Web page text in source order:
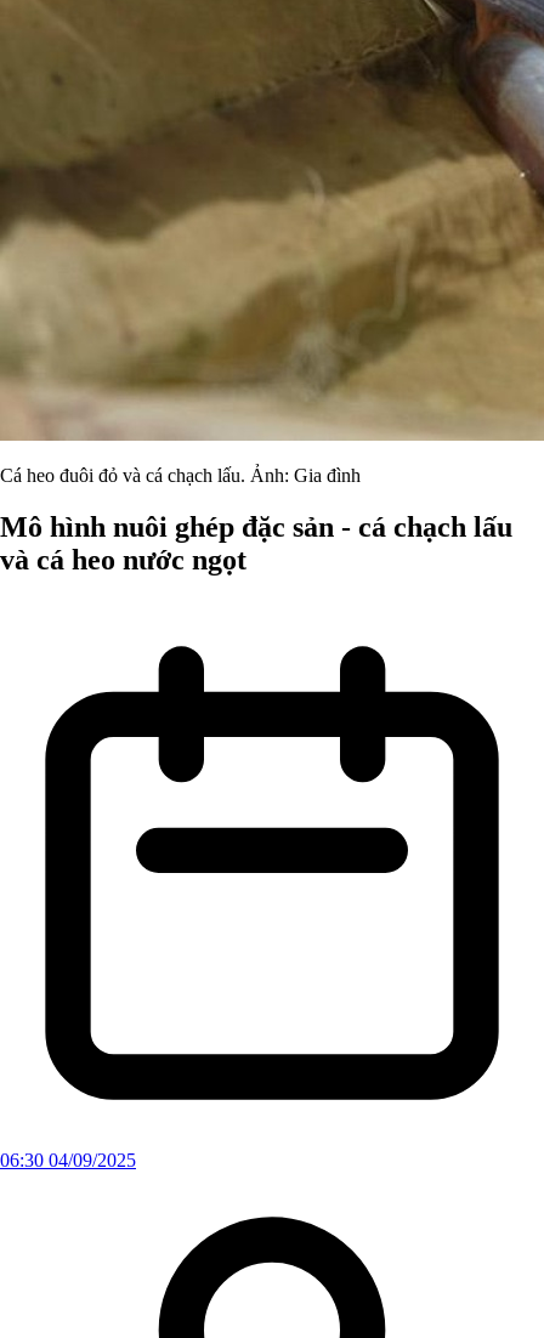
Cá heo đuôi đỏ và cá chạch lấu. Ảnh: Gia đình
Mô hình nuôi ghép đặc sản - cá chạch lấu
và cá heo nước ngọt
06:30 04/09/2025